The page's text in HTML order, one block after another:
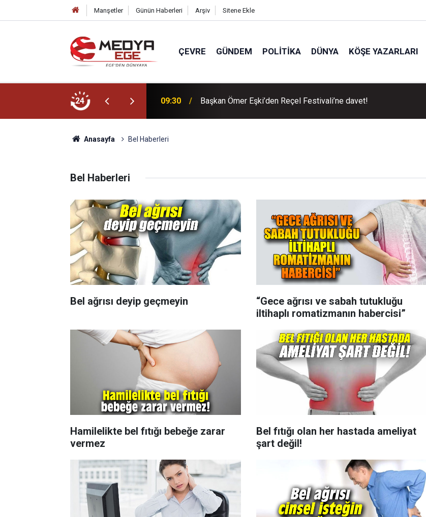
Manşetler Günün Haberleri Arşiv Sitene Ekle
ÇEVRE GÜNDEM POLITIKA DÜNYA KÖŞE YAZARLARI
24
ve iş birliği çağrısı! 09:30 Başkan Ömer Eşki’den Reçel Festivali’ne davet!
Anasayfa Bel Haberleri
Bel Haberleri
Bel ağrısı deyip geçmeyin
“Gece ağrısı ve sabah tutukluğu
iltihaplı romatizmanın habercisi”
Hamilelikte bel fıtığı bebeğe zarar
vermez
Bel fıtığı olan her hastada ameliyat
şart değil!